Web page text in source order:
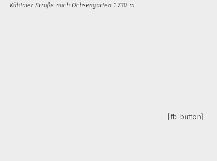
Kühtaier Straße nach Ochsengarten 1.730 m
[fb_button]